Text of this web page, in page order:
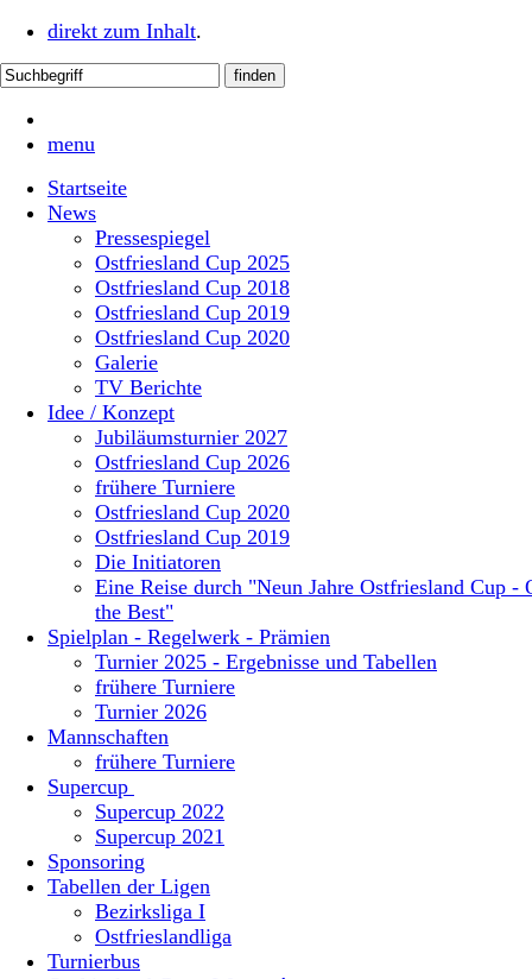
direkt zum Inhalt.
menu
Startseite
News
Pressespiegel
Ostfriesland Cup 2025
Ostfriesland Cup 2018
Ostfriesland Cup 2019
Ostfriesland Cup 2020
Galerie
TV Berichte
Idee / Konzept
Jubiläumsturnier 2027
Ostfriesland Cup 2026
frühere Turniere
Ostfriesland Cup 2020
Ostfriesland Cup 2019
Die Initiatoren
Eine Reise durch "Neun Jahre Ostfriesland Cup -
the Best"
Spielplan - Regelwerk - Prämien
Turnier 2025 - Ergebnisse und Tabellen
frühere Turniere
Turnier 2026
Mannschaften
frühere Turniere
Supercup
Supercup 2022
Supercup 2021
Sponsoring
Tabellen der Ligen
Bezirksliga I
Ostfrieslandliga
Turnierbus